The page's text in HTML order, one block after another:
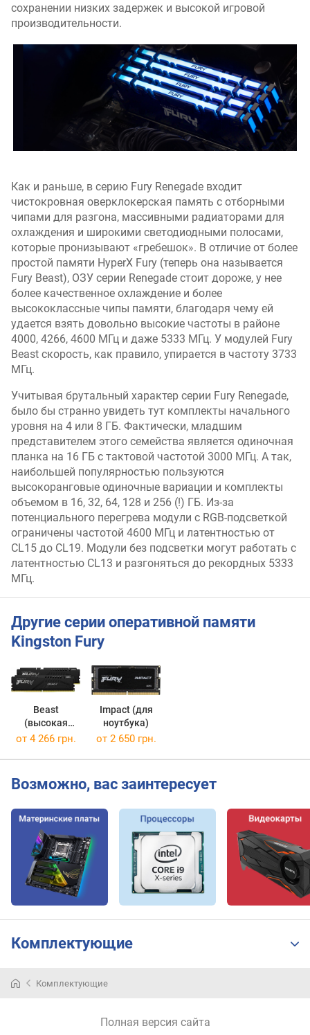
сохранении низких задержек и высокой игровой
производительности.
Как и раньше, в серию Fury Renegade входит
чистокровная оверклокерская память с отборными
чипами для разгона, массивными радиаторами для
охлаждения и широкими светодиодными полосами,
которые пронизывают «гребешок». В отличие от более
простой памяти HyperX Fury (теперь она называется
Fury Beast), ОЗУ серии Renegade стоит дороже, у нее
более качественное охлаждение и более
высококлассные чипы памяти, благодаря чему ей
удается взять довольно высокие частоты в районе
4000, 4266, 4600 МГц и даже 5333 МГц. У модулей Fury
Beast скорость, как правило, упирается в частоту 3733
МГц.
Учитывая брутальный характер серии Fury Renegade,
было бы странно увидеть тут комплекты начального
уровня на 4 или 8 ГБ. Фактически, младшим
представителем этого семейства является одиночная
планка на 16 ГБ с тактовой частотой 3000 МГц. А так,
наибольшей популярностью пользуются
высокоранговые одиночные вариации и комплекты
объемом в 16, 32, 64, 128 и 256 (!) ГБ. Из-за
потенциального перегрева модули с RGB-подсветкой
ограничены частотой 4600 МГц и латентностью от
CL15 до CL19. Модули без подсветки могут работать с
латентностью CL13 и разгоняться до рекордных 5333
МГц.
Другие серии оперативной памяти
Kingston Fury
Beast
(высокая
производител
Impact (для
ноутбука)
от 4 266 грн. от 2 650 грн.
Возможно, вас заинтересует
Комплектующие
Комплектующие
Полная версия сайта